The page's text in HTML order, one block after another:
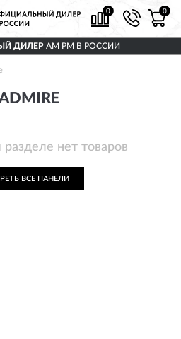
0 0
ДИЛЕР AM PM В РОССИИ
нет товаров
ВСЕ ПАНЕЛИ